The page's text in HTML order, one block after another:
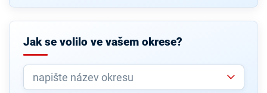
Jak se volilo ve vašem okrese?